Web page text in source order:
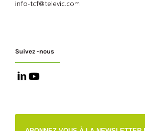
info-tcf@televic.com
Suivez -nous